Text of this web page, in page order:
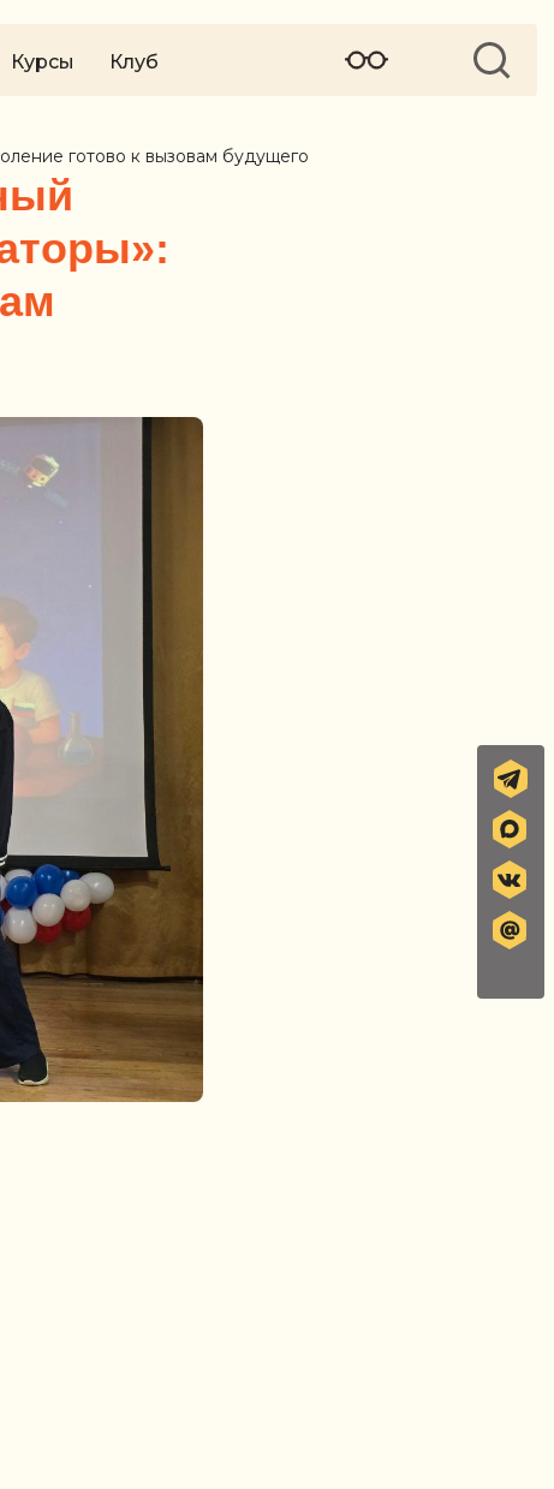
Клуб
Курсы
готово к вызовам будущего